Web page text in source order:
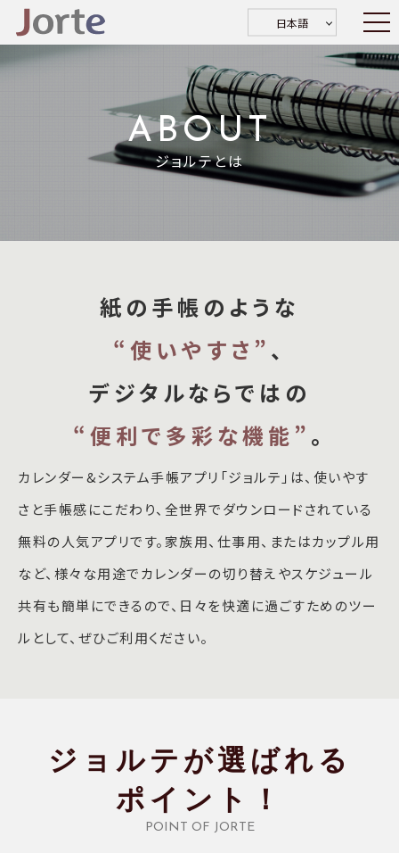
日本語
ABOUT
ジョルテとは
紙の手帳のような
“使いやすさ” 、
デジタルならではの
“便利で多彩な機能” 。
カレンダー&システム手帳アプリ「ジョルテ」は、使いやす
さと手帳感にこだわり、全世界でダウンロードされている
無料の人気アプリです。家族用、仕事用、またはカップル用
など、様々な用途でカレンダーの切り替えやスケジュール
共有も簡単にできるので、日々を快適に過ごすためのツー
ルとして、ぜひご利用ください。
ジョルテが選ばれる
ポイント！
POINT OF JORTE